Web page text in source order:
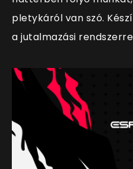
pletykáról van szó.
a jutalmazási